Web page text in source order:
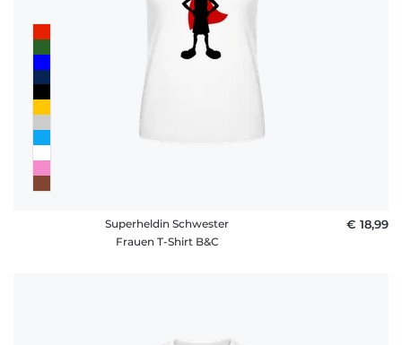
Superheldin Schwester
Frauen T-Shirt B&C
€ 18,99